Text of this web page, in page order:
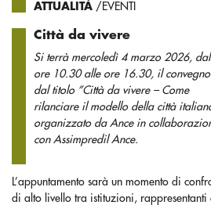
ATTUALITÀ /EVENTI
Città da vivere
Si terrà mercoledì 4 marzo 2026,
ore 10.30 alle ore 16.30, il convegno
dal titolo ”Città da vivere – Come
rilanciare il modello della città
organizzato da Ance in
con Assimpredil Ance.
L’appuntamento sarà un momento di
di alto livello tra istituzioni,